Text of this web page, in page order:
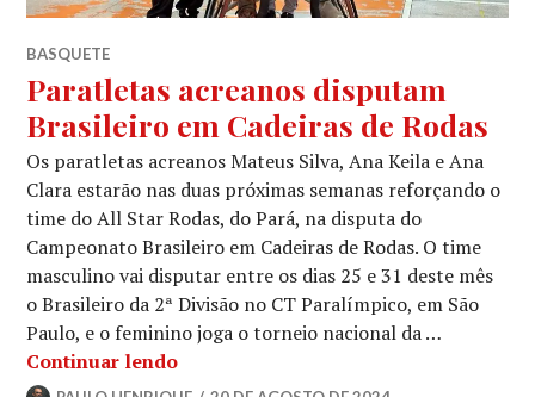
BASQUETE
Paratletas acreanos disputam
Brasileiro em Cadeiras de Rodas
Os paratletas acreanos Mateus Silva, Ana Keila e Ana
Clara estarão nas duas próximas semanas reforçando o
time do All Star Rodas, do Pará, na disputa do
Campeonato Brasileiro em Cadeiras de Rodas. O time
masculino vai disputar entre os dias 25 e 31 deste mês
o Brasileiro da 2ª Divisão no CT Paralímpico, em São
Paulo, e o feminino joga o torneio nacional da …
Continuar lendo